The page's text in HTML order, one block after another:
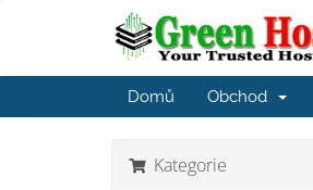
Domů Obchod
Kategorie